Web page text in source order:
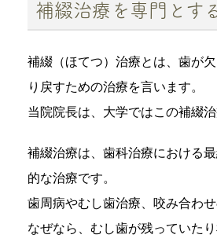
補綴治療を専門とす
補綴（ほてつ）治療とは、歯が
り戻すための治療を言います。
当院院長は、大学ではこの補綴
補綴治療は、歯科治療における
的な治療です。
歯周病やむし歯治療、咬み合わ
なぜなら、むし歯が残っていた